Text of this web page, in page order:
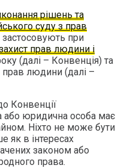
рішень та
суду з прав
при
прав людини і
(далі – Конвенція) та
прав людини (далі –
Конвенції
або юридична особа має
Ніхто не може бути
як в інтересах
законом або
права.